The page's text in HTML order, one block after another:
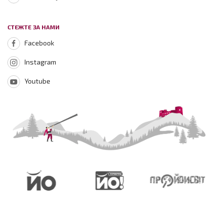
СТЕЖТЕ ЗА НАМИ
Facebook
Instagram
Youtube